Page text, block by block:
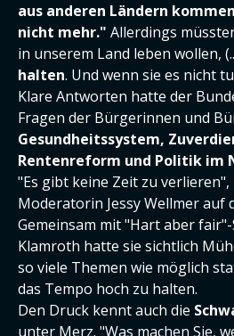
aus anderen Ländern
nicht mehr." Allerdings
in unserem Land leben wollen,
halten. Und wenn sie es nicht
Klare Antworten hatte der
Fragen der Bürgerinnen und
Gesundheitssystem,
Rentenreform und Politik im
"Es gibt keine Zeit zu verlieren",
Moderatorin Jessy Wellmer auf
Gemeinsam mit "Hart aber
Klamroth hatte sie sichtlich
so viele Themen wie möglich
das Tempo hoch zu halten.
Den Druck kennt auch die
unter Merz. "Was machen Sie,